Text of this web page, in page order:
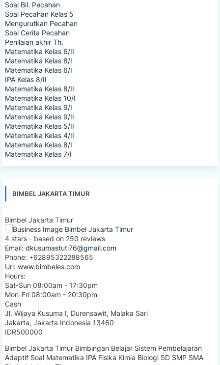
Soal Bil. Pecahan
Soal Pecahan Kelas 5
Mengurutkan Pecahan
Soal Cerita Pecahan
Penilaian akhir Th.
Matematika Kelas 6/II
Matematika Kelas 8/I
Matematika Kelas 6/I
IPA Kelas 8/II
Matematika Kelas 8/II
Matematika Kelas 10/I
Matematika Kelas 9/I
Matematika Kelas 9/II
Matematika Kelas 5/II
Matematika Kelas 4/II
Matematika Kelas 8/I
Matematika Kelas 7/I
BIMBEL JAKARTA TIMUR
Bimbel Jakarta Timur
4 stars - based on 250 reviews
Email: dkusumastuti76@gmail.com
Phone: +62895322288565
Url: www.bimbeles.com
Hours:
Sat-Sun 08:00am - 17:30pm
Mon-Fri 08:00am - 20:30pm
Cash
Jl. Wijaya Kusuma I, Durensawit, Malaka Sari
Jakarta, Jakarta Indonesia 13460
IDR500000
Bimbel Jakarta Timur Bimbingan Belajar Sistem Pembelajaran
Adaptif Soal Matematika IPA Fisika Kimia Biologi SD SMP SMA